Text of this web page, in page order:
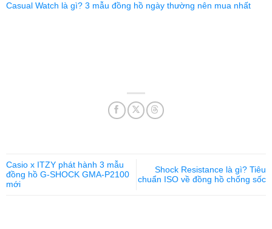
Casual Watch là gì? 3 mẫu đồng hồ ngày thường nên mua nhất
Casio x ITZY phát hành 3 mẫu
đồng hồ G-SHOCK GMA-P2100
mới
Shock Resistance là gì? Tiêu
chuẩn ISO về đồng hồ chống sốc